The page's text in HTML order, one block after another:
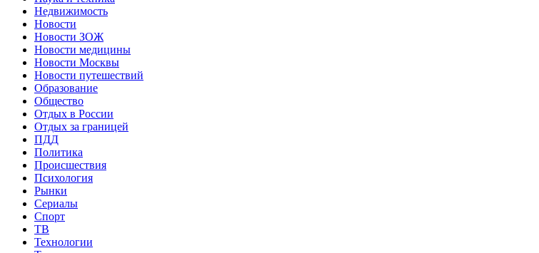
Недвижимость
Новости
Новости ЗОЖ
Новости медицины
Новости Москвы
Новости путешествий
Образование
Общество
Отдых в России
Отдых за границей
ПДД
Политика
Происшествия
Психология
Рынки
Сериалы
Спорт
ТВ
Технологии